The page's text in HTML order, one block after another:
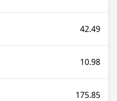
42.49
10.98
175.85